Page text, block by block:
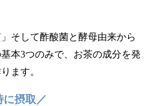
そして酢酸菌と酵母由来から
本3つのみで、お茶の成分を発
ます。
に摂取／